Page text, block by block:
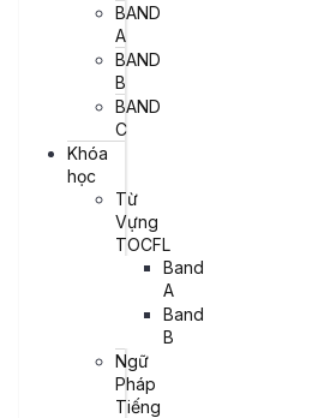
BAND
A
BAND
B
BAND
C
Khóa
học
Từ
Vựng
TOCFL
Band
A
Band
B
Ngữ
Pháp
Tiếng
就如同黃金般珍貴。 什麼是「紀
）指的是一個人能夠自我約束，遵守
特定的目標。紀律不僅僅是在外部強加
我管理能力。它要求我們克服惰性，堅
期的成功。 例句：1. 擁有良好的紀律，
績。 2. 紀律如金，因為它能讓我們持
麼紀律如此重要？達成目標: 有紀律的人
不會輕易放棄。這種持續努力的精神是
律教我們如何控制自己的慾望和衝動，
。這有助於我們在面對挑戰時保持冷靜
Đọc truyện song ngữ